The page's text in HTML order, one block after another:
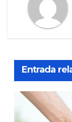
Entrada